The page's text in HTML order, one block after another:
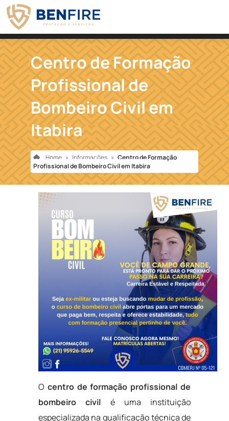
Centro de Formação
Profissional de
Bombeiro Civil em
Itabira
Home » Informações » Centro de Formação
Profissional de Bombeiro Civil em Itabira
O centro de formação profissional de
bombeiro civil é uma instituição
especializada na qualificação técnica de